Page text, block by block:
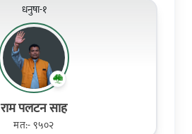
धनुषा-१
राम पलटन साह
मत:- ९५०२